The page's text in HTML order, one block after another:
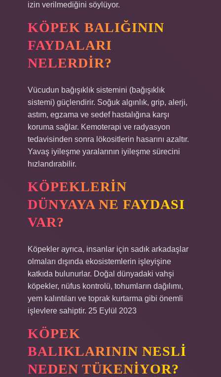
izin verilmediğini söylüyor.
KÖPEK BALIĞININ
FAYDALARI
NELERDIR?
Vücudun bağışıklık sistemini (bağışıklık
sistemi) güçlendirir. Soğuk algınlık, grip, alerji,
astım, egzama ve sedef hastalığına karşı
koruma sağlar. Kemoterapi ve radyasyon
tedavisinden sonra lökositlerin hasarını azaltır.
Yavaş iyileşme yaralarının iyileşme sürecini
hızlandırabilir.
KÖPEKLERIN
DÜNYAYA NE FAYDASI
VAR?
Köpekler ayrıca, insanlar için sadık arkadaşlar
olmaları dışında ekosistemlerin işleyişine
katkıda bulunurlar. Doğal dünyadaki vahşi
köpekler, nüfus kontrolü, tohumların dağılımı,
yem kalıntıları ve toprak kurtarma gibi önemli
işlevlere sahiptir. 25 Eylül 2023
KÖPEK
BALIKLARININ NESLI
NEDEN TÜKENIYOR?